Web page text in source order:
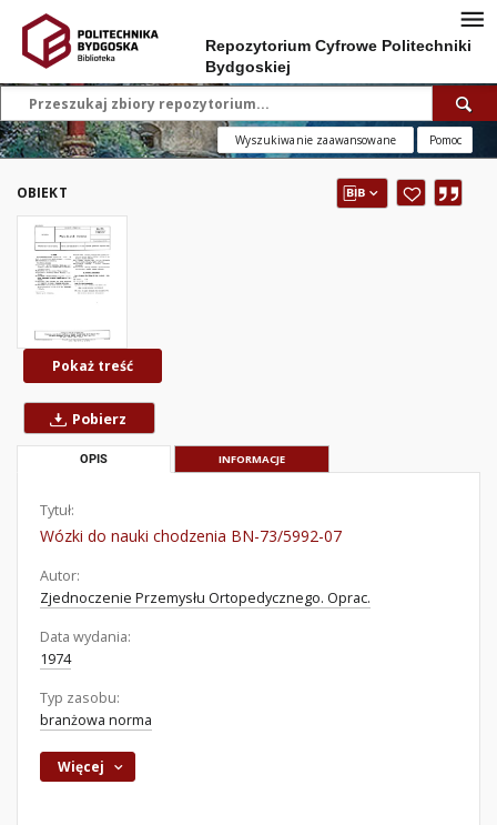
Repozytorium Cyfrowe Politechniki
Bydgoskiej
Wyszukiwanie zaawansowane Pomoc
OBIEKT
Pokaż treść
Pobierz
OPIS INFORMACJE
Tytuł:
Wózki do nauki chodzenia BN-73/5992-07
Autor:
Zjednoczenie Przemysłu Ortopedycznego. Oprac.
Data wydania:
1974
Typ zasobu:
branżowa norma
Więcej